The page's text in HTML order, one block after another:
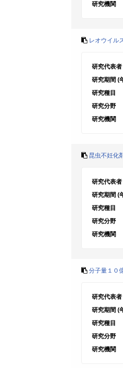
研究機関
レオウイル
研究代表者
研究期間 (
研究種目
研究分野
研究機関
昆虫不妊化
研究代表者
研究期間 (
研究種目
研究分野
研究機関
分子量１０
研究代表者
研究期間 (
研究種目
研究分野
研究機関